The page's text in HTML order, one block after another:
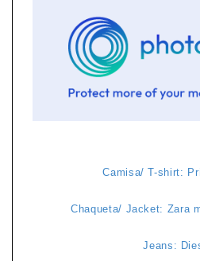
Camisa/ T-shirt:
Chaqueta/ Jacket: Zara
Jeans: